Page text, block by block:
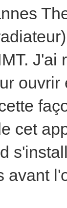
cet
avant